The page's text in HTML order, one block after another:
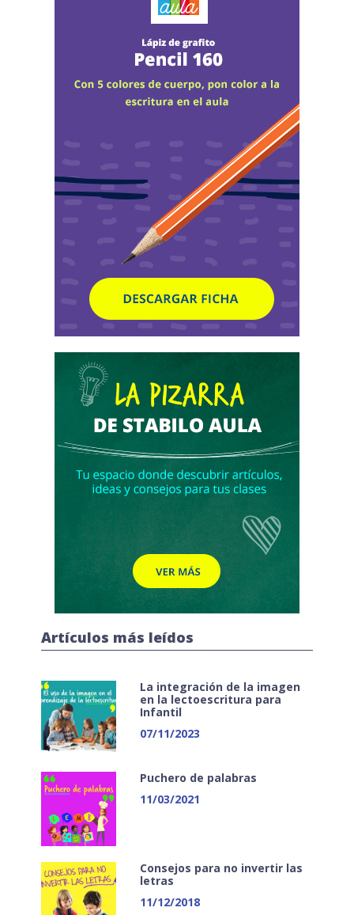
Artículos más leídos
La integración de la imagen
en la lectoescritura para
Infantil
07/11/2023
Puchero de palabras
11/03/2021
Consejos para no invertir las
letras
11/12/2018